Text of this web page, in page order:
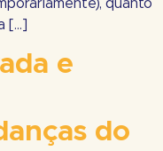
quanto
[…]
e
do